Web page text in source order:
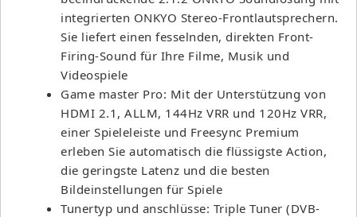
integrierten ONKYO Stereo-Frontlautsprechern.
Sie liefert einen fesselnden, direkten Front-
Firing-Sound für Ihre Filme, Musik und
Videospiele
Game master Pro: Mit der Unterstützung von
HDMI 2.1, ALLM, 144Hz VRR und 120Hz VRR,
einer Spieleleiste und Freesync Premium
erleben Sie automatisch die flüssigste Action,
die geringste Latenz und die besten
Bildeinstellungen für Spiele
Tunertyp und anschlüsse: Triple Tuner (DVB-